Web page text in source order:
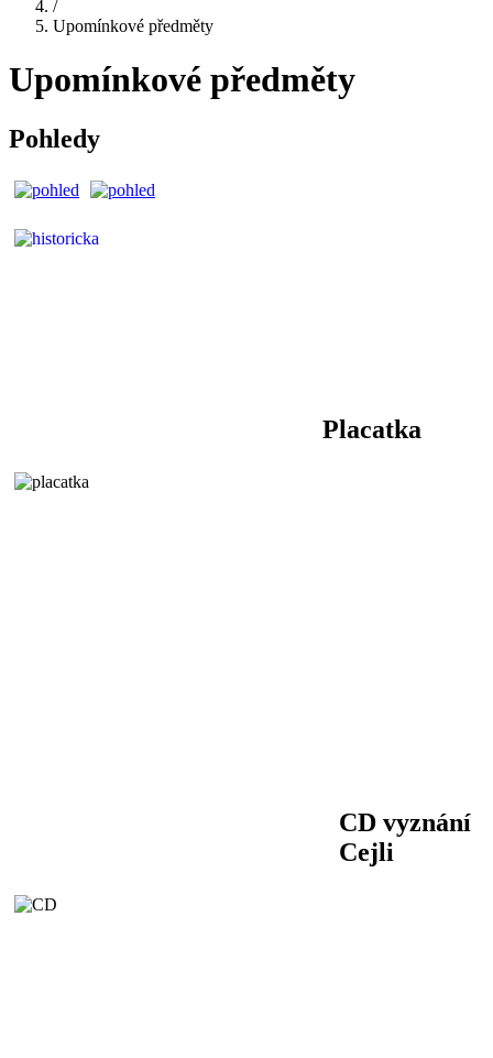
/
Upomínkové předměty
Upomínkové předměty
Pohledy
Placatka
CD vyznání
Cejli